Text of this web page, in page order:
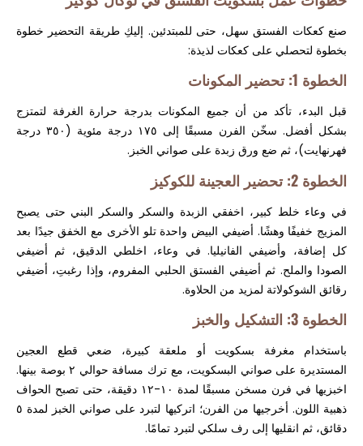
صنع كعكات الفستق سهل، حتى للمبتدئين. إليكِ طريقة التحضير خطوة
بخطوة لتحصلي على كعكات لذيذة:
الخطوة 1: تحضير المكونات
قبل البدء، تأكد من أن جميع المكونات بدرجة حرارة الغرفة لتمتزج
بشكل أفضل. سخّن الفرن مسبقًا إلى ١٧٥ درجة مئوية (٣٥٠ درجة
فهرنهايت)، ثم ضع ورق زبدة على صواني الخبز.
الخطوة 2: تحضير العجينة للكوكيز
في وعاء خلط كبير، اخفقي الزبدة والسكر والسكر البني حتى يصبح
المزيج خفيفًا وهشًا. أضيفي البيض واحدة تلو الأخرى مع الخفق جيدًا بعد
كل إضافة، وأضيفي الفانيليا. في وعاء، اخلطي الدقيق، ثم أضيفي
الصودا والملح. ثم أضيفي الفستق الحلبي المفروم، وإذا رغبتِ، أضيفي
رقائق الشوكولاتة لمزيد من الحلاوة.
الخطوة 3: التشكيل والخبز
باستخدام مغرفة بسكويت أو ملعقة كبيرة، ضعي قطع العجين
المستديرة على صواني البسكويت، مع ترك مسافة حوالي ٢ بوصة بينها.
اخبزيها في فرن مسخن مسبقًا لمدة ١٠-١٢ دقيقة، حتى تصبح الحواف
ذهبية اللون. أخرجيها من الفرن؛ اتركيها لتبرد على صواني الخبز لمدة ٥
دقائق، ثم انقليها إلى رف سلكي لتبرد تمامًا.